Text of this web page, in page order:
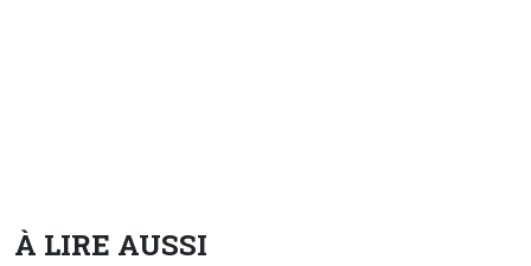
À LIRE AUSSI